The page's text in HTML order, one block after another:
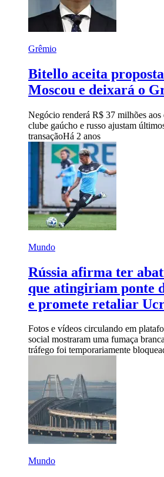
Grêmio
Bitello aceita
Moscou e deixará o
Negócio renderá R$ 37 milhões
clube gaúcho e russo ajustam
transaçãoHá 2 anos
Mundo
Rússia afirma ter
que atingiriam ponte
e promete retaliar
Fotos e vídeos circulando em
social mostraram uma fumaça
tráfego foi temporariamente
Mundo